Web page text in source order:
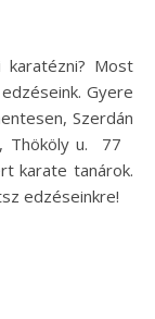
Gyere
Szerdán
Thököly u. 77
karate tanárok.
edzéseinkre!